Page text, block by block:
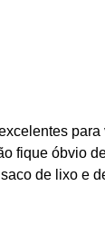
fique óbvio
de lixo e